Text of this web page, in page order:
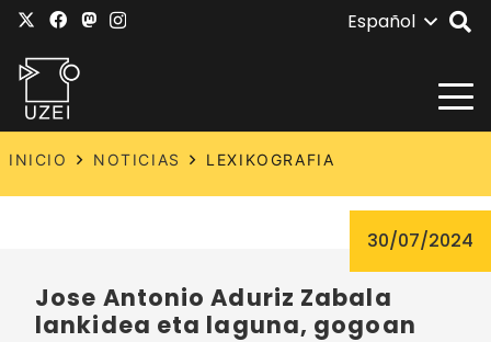
Español
INICIO NOTICIAS LEXIKOGRAFIA
30/07/2024
Jose Antonio Aduriz Zabala
lankidea eta laguna, gogoan